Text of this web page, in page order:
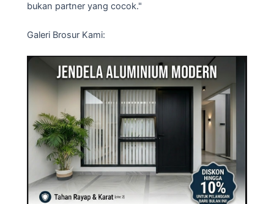
bukan partner yang cocok."
Galeri Brosur Kami: